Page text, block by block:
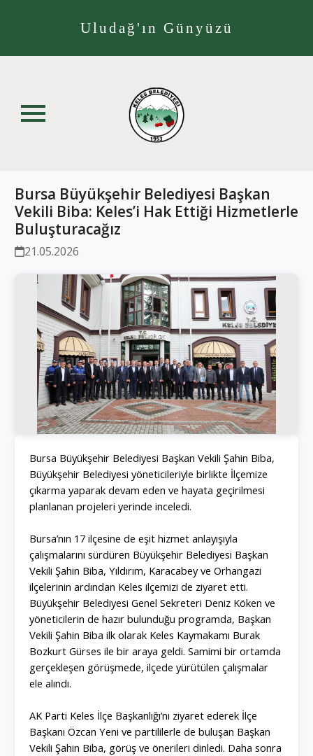
Uludağ'ın Günyüzü
Bursa Büyükşehir Belediyesi Başkan
Vekili Biba: Keles’i Hak Ettiği Hizmetlerle
Buluşturacağız
21.05.2026
Bursa Büyükşehir Belediyesi Başkan Vekili Şahin Biba,
Büyükşehir Belediyesi yöneticileriyle birlikte İlçemize
çıkarma yaparak devam eden ve hayata geçirilmesi
planlanan projeleri yerinde inceledi.
Bursa’nın 17 ilçesine de eşit hizmet anlayışıyla
çalışmalarını sürdüren Büyükşehir Belediyesi Başkan
Vekili Şahin Biba, Yıldırım, Karacabey ve Orhangazi
ilçelerinin ardından Keles ilçemizi de ziyaret etti.
Büyükşehir Belediyesi Genel Sekreteri Deniz Köken ve
yöneticilerin de hazır bulunduğu programda, Başkan
Vekili Şahin Biba ilk olarak Keles Kaymakamı Burak
Bozkurt Gürses ile bir araya geldi. Samimi bir ortamda
gerçekleşen görüşmede, ilçede yürütülen çalışmalar
ele alındı.
AK Parti Keles İlçe Başkanlığı’nı ziyaret ederek İlçe
Başkanı Özcan Yeni ve partililerle de buluşan Başkan
Vekili Şahin Biba, görüş ve önerileri dinledi. Daha sonra